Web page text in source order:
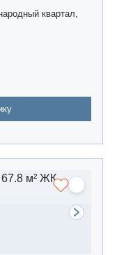
квартал,